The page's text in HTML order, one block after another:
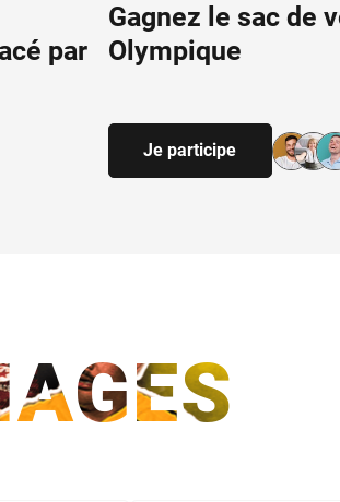
par
Gagnez le sac de
Olympique
Je participe